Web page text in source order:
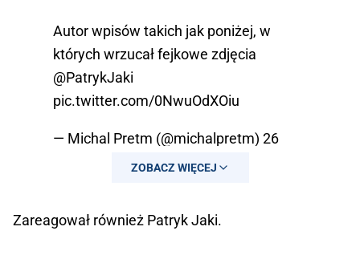
Autor wpisów takich jak poniżej, w
których wrzucał fejkowe zdjęcia
@PatrykJaki
pic.twitter.com/0NwuOdXOiu
— Michal Pretm (@michalpretm) 26
grudnia 2018ZOBACZ WIĘCEJ
Zareagował również Patryk Jaki.